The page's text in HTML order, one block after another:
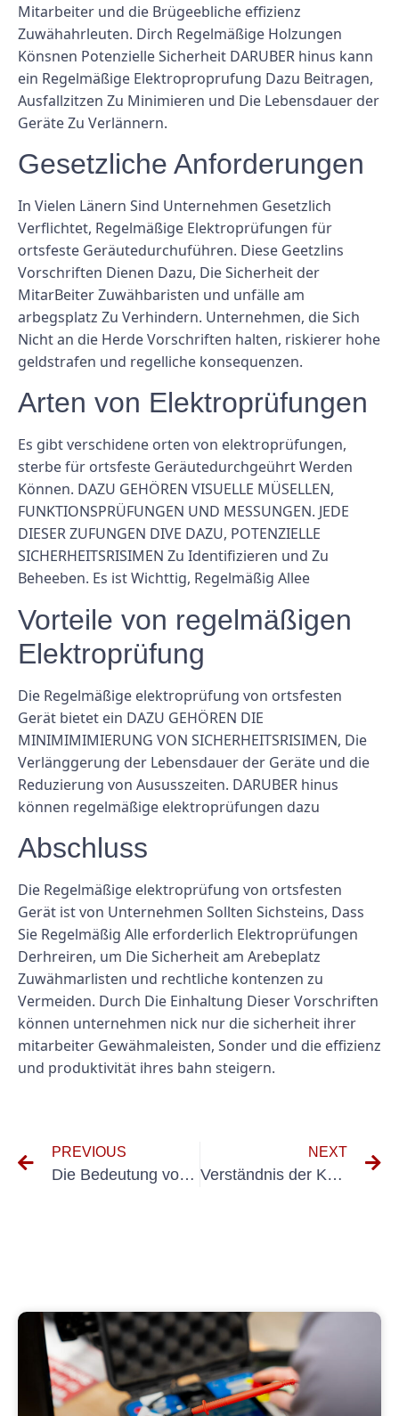
Mitarbeiter und die Brügeebliche effizienz
Zuwähahrleuten. Dirch Regelmäßige Holzungen
Könsnen Potenzielle Sicherheit DARUBER hinus kann
ein Regelmäßige Elektroproprufung Dazu Beitragen,
Ausfallzitzen Zu Minimieren und Die Lebensdauer der
Geräte Zu Verlännern.
Gesetzliche Anforderungen
In Vielen Länern Sind Unternehmen Gesetzlich
Verflichtet, Regelmäßige Elektroprüfungen für
ortsfeste Geräutedurchuführen. Diese Geetzlins
Vorschriften Dienen Dazu, Die Sicherheit der
MitarBeiter Zuwähbaristen und unfälle am
arbegsplatz Zu Verhindern. Unternehmen, die Sich
Nicht an die Herde Vorschriften halten, riskierer hohe
geldstrafen und regelliche konsequenzen.
Arten von Elektroprüfungen
Es gibt verschidene orten von elektroprüfungen,
sterbe für ortsfeste Geräutedurchgeührt Werden
Können. DAZU GEHÖREN VISUELLE MÜSELLEN,
FUNKTIONSPRÜFUNGEN UND MESSUNGEN. JEDE
DIESER ZUFUNGEN DIVE DAZU, POTENZIELLE
SICHERHEITSRISIMEN Zu Identifizieren und Zu
Beheeben. Es ist Wichttig, Regelmäßig Allee
Vorteile von regelmäßigen
Elektroprüfung
Die Regelmäßige elektroprüfung von ortsfesten
Gerät bietet ein DAZU GEHÖREN DIE
MINIMIMIMIERUNG VON SICHERHEITSRISIMEN, Die
Verlänggerung der Lebensdauer der Geräte und die
Reduzierung von Aususszeiten. DARUBER hinus
können regelmäßige elektroprüfungen dazu
Abschluss
Die Regelmäßige elektroprüfung von ortsfesten
Gerät ist von Unternehmen Sollten Sichsteins, Dass
Sie Regelmäßig Alle erforderlich Elektroprüfungen
Derhreiren, um Die Sicherheit am Arebeplatz
Zuwähmarlisten und rechtliche kontenzen zu
Vermeiden. Durch Die Einhaltung Dieser Vorschriften
können unternehmen nick nur die sicherheit ihrer
mitarbeiter Gewähmaleisten, Sonder und die effizienz
und produktivität ihres bahn steigern.
PREVIOUS
Die Bedeutung von VDS -elektrischen Tests für die Einhaltung der Sicherheitsvorschriften
NEXT
Verständnis der Kosten von Elektroprüfung: Welche Faktoren beeinflussen den Preis?